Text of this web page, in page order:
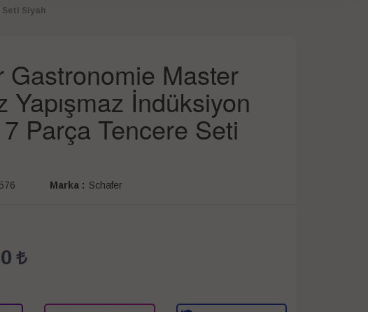
Seti Siyah
Gastronomie Master
Yapışmaz İndüksiyon
7 Parça Tencere Seti
Marka : Schafer